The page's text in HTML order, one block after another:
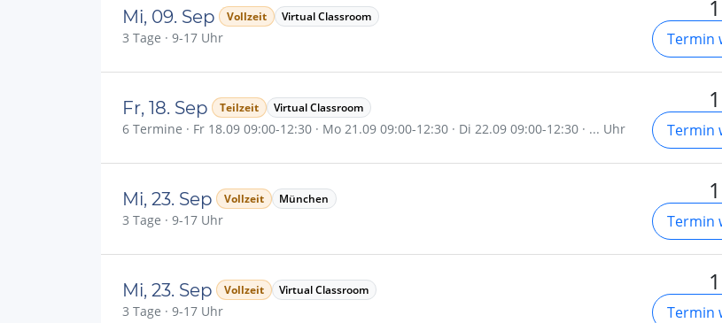
Mi, 09. Sep Vollzeit Virtual Classroom
3 Tage · 9-17 Uhr Termin
Fr, 18. Sep Teilzeit Virtual Classroom
6 Termine · Fr 18.09 09:00-12:30 · Mo 21.09 09:00-12:30 · Di 22.09 09:00-12:30 · ... Uhr Termin
Mi, 23. Sep Vollzeit München
3 Tage · 9-17 Uhr Termin
Mi, 23. Sep Vollzeit Virtual Classroom
3 Tage · 9-17 Uhr Termin